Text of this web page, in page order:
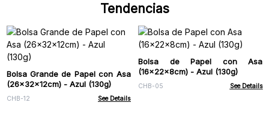
Tendencias
Bolsa Grande de Papel con Asa
(26x32x12cm) - Azul (130g)
CHB-12 See Details
Bolsa de Papel con Asa
(16x22x8cm) - Azul (130g)
CHB-05 See Details